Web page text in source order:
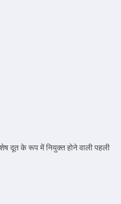
दूत के रूप में नियुक्त होने वाली पहली